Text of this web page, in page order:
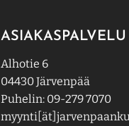
ASIAKASPALVELU
Alhotie 6
04430 Järvenpää
Puhelin: 09-279 7070